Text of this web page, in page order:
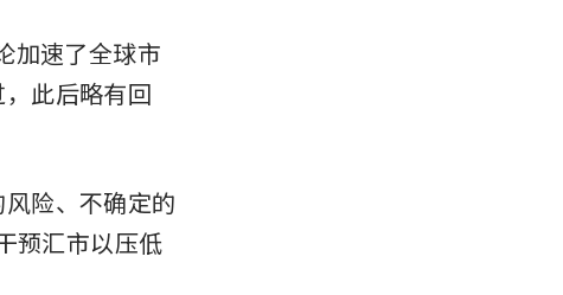
加速了全球市
此后略有回
险、不确定的
预汇市以压低